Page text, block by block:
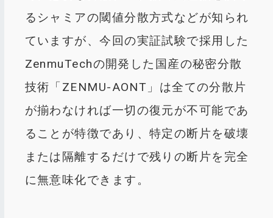
るシャミアの閾値分散方式などが知られ
ていますが、今回の実証試験で採用した
ZenmuTechの開発した国産の秘密分散
技術「ZENMU-AONT」は全ての分散片
が揃わなければ一切の復元が不可能であ
ることが特徴であり、特定の断片を破壊
または隔離するだけで残りの断片を完全
に無意味化できます。